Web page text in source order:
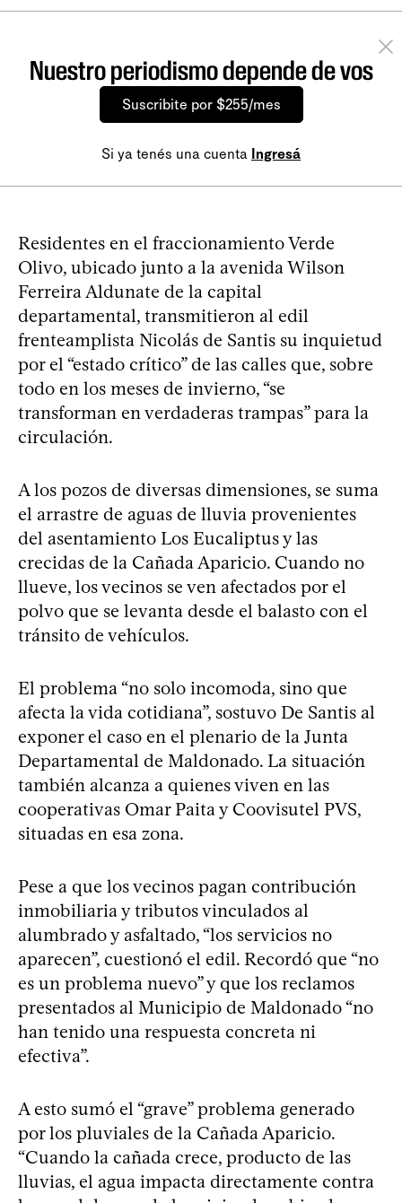
Nuestro periodismo depende de vos
Suscribite por $255/mes
Si ya tenés una cuenta Ingresá
Residentes en el fraccionamiento Verde
Olivo, ubicado junto a la avenida Wilson
Ferreira Aldunate de la capital
departamental, transmitieron al edil
frenteamplista Nicolás de Santis su inquietud
por el “estado crítico” de las calles que, sobre
todo en los meses de invierno, “se
transforman en verdaderas trampas” para la
circulación.
A los pozos de diversas dimensiones, se suma
el arrastre de aguas de lluvia provenientes
del asentamiento Los Eucaliptus y las
crecidas de la Cañada Aparicio. Cuando no
llueve, los vecinos se ven afectados por el
polvo que se levanta desde el balasto con el
tránsito de vehículos.
El problema “no solo incomoda, sino que
afecta la vida cotidiana”, sostuvo De Santis al
exponer el caso en el plenario de la Junta
Departamental de Maldonado. La situación
también alcanza a quienes viven en las
cooperativas Omar Paita y Coovisutel PVS,
situadas en esa zona.
Pese a que los vecinos pagan contribución
inmobiliaria y tributos vinculados al
alumbrado y asfaltado, “los servicios no
aparecen”, cuestionó el edil. Recordó que “no
es un problema nuevo” y que los reclamos
presentados al Municipio de Maldonado “no
han tenido una respuesta concreta ni
efectiva”.
A esto sumó el “grave” problema generado
por los pluviales de la Cañada Aparicio.
“Cuando la cañada crece, producto de las
lluvias, el agua impacta directamente contra